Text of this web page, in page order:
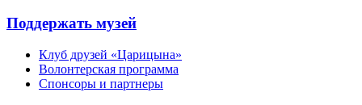
Поддержать музей
Клуб друзей «Царицына»
Волонтерская программа
Спонсоры и партнеры